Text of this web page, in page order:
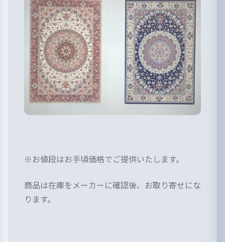
※お値段はお手頃価格でご提供いたします。
商品は在庫をメーカーに確認後、お取り寄せにな
ります。